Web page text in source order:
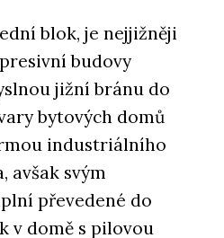
blok, je nejjižněji
budovy
jižní bránu do
bytových domů
industriálního
avšak svým
převedené do
v domě s pilovou